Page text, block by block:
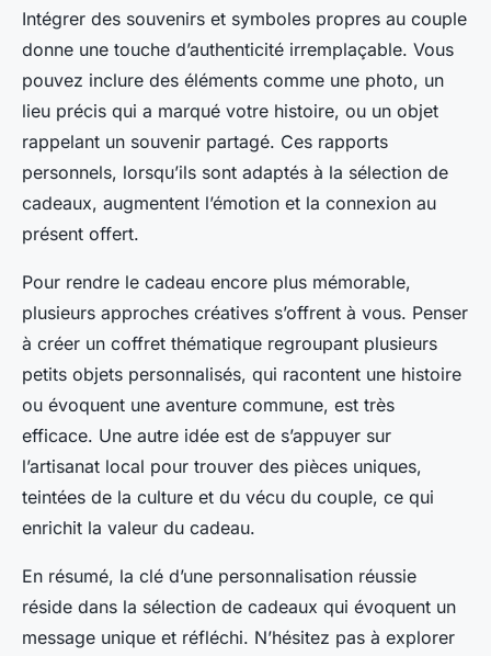
Intégrer des souvenirs et symboles propres au couple
donne une touche d’authenticité irremplaçable. Vous
pouvez inclure des éléments comme une photo, un
lieu précis qui a marqué votre histoire, ou un objet
rappelant un souvenir partagé. Ces rapports
personnels, lorsqu’ils sont adaptés à la sélection de
cadeaux, augmentent l’émotion et la connexion au
présent offert.
Pour rendre le cadeau encore plus mémorable,
plusieurs approches créatives s’offrent à vous. Penser
à créer un coffret thématique regroupant plusieurs
petits objets personnalisés, qui racontent une histoire
ou évoquent une aventure commune, est très
efficace. Une autre idée est de s’appuyer sur
l’artisanat local pour trouver des pièces uniques,
teintées de la culture et du vécu du couple, ce qui
enrichit la valeur du cadeau.
En résumé, la clé d’une personnalisation réussie
réside dans la sélection de cadeaux qui évoquent un
message unique et réfléchi. N’hésitez pas à explorer